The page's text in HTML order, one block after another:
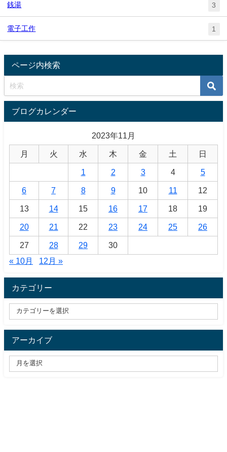
銭湯 3
電子工作 1
ページ内検索
ブログカレンダー
2023年11月
月 火 水 木 金 土 日
1 2 3 4 5
6 7 8 9 10 11 12
13 14 15 16 17 18 19
20 21 22 23 24 25 26
27 28 29
30
« 10月
12月 »
カテゴリー
アーカイブ